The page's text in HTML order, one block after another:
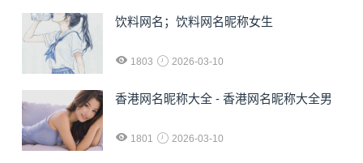
饮料网名；饮料网名昵称女生
1803 2026-03-10
香港网名昵称大全 - 香港网名昵称大全男
1801 2026-03-10